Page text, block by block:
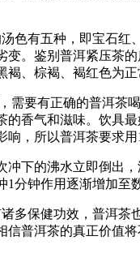
五种，即宝石红
。鉴别普洱紧压茶
、棕褐、褐红色为正
有正确的普洱茶喝
香气和滋味。饮具
，所以普洱茶要求
的沸水立即倒出，
分钟作用逐渐增加至
健功效，普洱茶也
普洱茶的真正价值